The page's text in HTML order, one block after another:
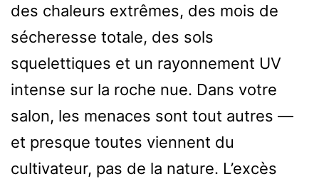
des chaleurs extrêmes, des mois de
sécheresse totale, des sols
squelettiques et un rayonnement UV
intense sur la roche nue. Dans votre
salon, les menaces sont tout autres —
et presque toutes viennent du
cultivateur, pas de la nature. L’excès